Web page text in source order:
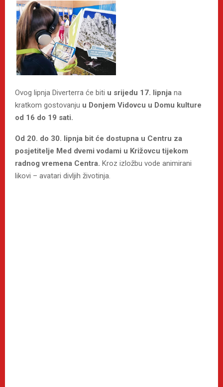
Ovog lipnja Diverterra će biti u srijedu 17. lipnja na
kratkom gostovanju u Donjem Vidovcu u Domu kulture
od 16 do 19 sati.
Od 20. do 30. lipnja bit će dostupna u Centru za
posjetitelje Med dvemi vodami u Križovcu tijekom
radnog vremena Centra. Kroz izložbu vode animirani
likovi – avatari divljih životinja.